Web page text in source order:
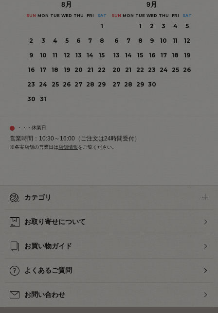
8月
SUN MON TUE WED THU FRI SAT
1
2
3 4 5 6 7
8
9
10 11 12 13 14
15
16
17 18 19 20 21
22
23
24 25 26 27 28 29
30
31
9月
SUN MON TUE WED THU FRI SAT
1 2 3 4
5
6
7 8 9 10 11
12
13
14 15 16 17 18
19
20
21 22 23 24 25
26
27 28 29 30
・・・休業日
営業時間：10:30～16:00（ご注文は24時間受付）
※各実店舗の営業日は店舗情報をご覧ください。
カテゴリ
お取り寄せについて
お買い物ガイド
よくあるご質問
お問い合わせ